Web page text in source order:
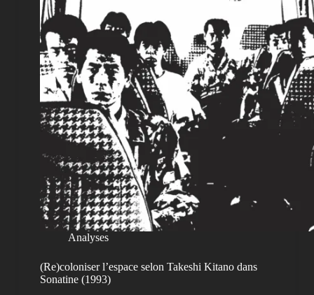
Analyses
(Re)coloniser l’espace selon Takeshi Kitano dans
Sonatine (1993)